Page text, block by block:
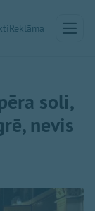
Reklāma
soli,
nevis